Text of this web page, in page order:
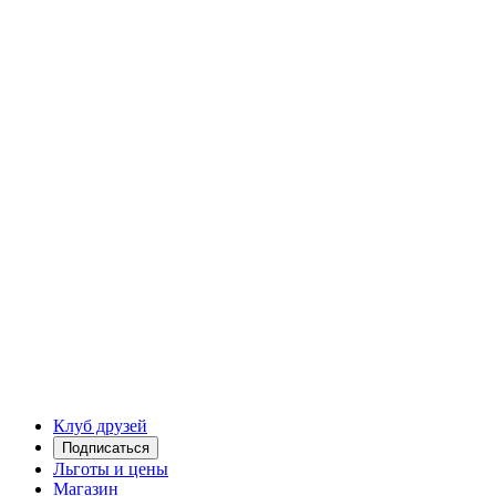
Клуб друзей
Подписаться
Льготы и цены
Магазин